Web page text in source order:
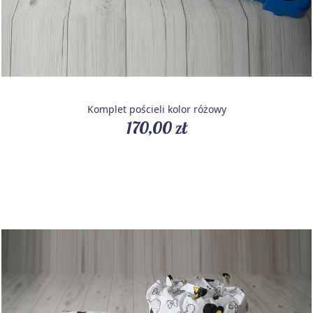
Komplet pościeli kolor różowy
170,00 zł